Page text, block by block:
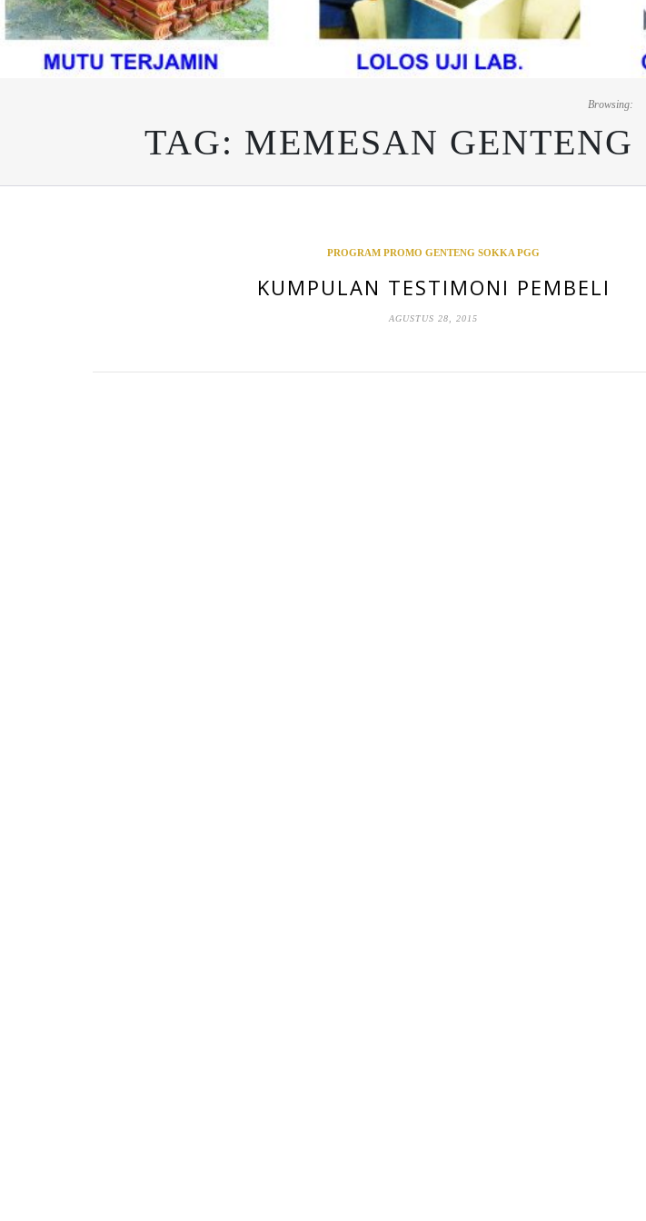
Browsing:
TAG: MEMESAN
PROGRAM PROMO GENTENG SOKKA PGG
KUMPULAN TESTIMONI PEMBELI
AGUSTUS 28, 2015